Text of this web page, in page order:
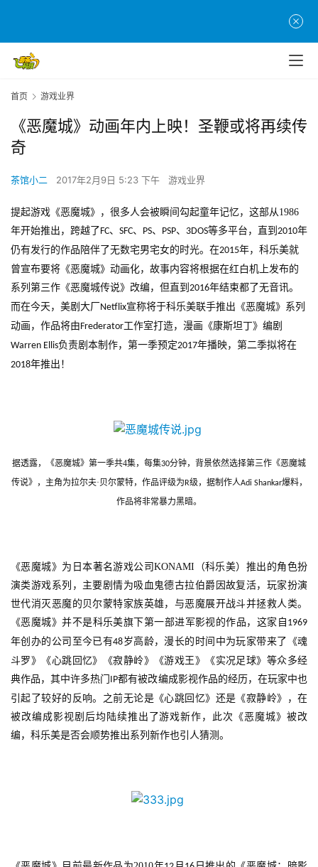
首
页
游
首页 游戏业界
《恶魔城》动画年内上映！圣鞭或将再续传
奇
茶馆小二 2017年2月9日 5:23 下午 游戏业界
提起游戏《恶魔城》，很多人会被瞬间勾起童年记忆，这部从1986
年开始推出，跨越了FC、 SFC、 PS、 PSP、 3DOS等多平台，直到 2010年
仍有发行的作品陪伴了无数宅男宅女的时光。在2015年，科乐美就
曾宣布要将《恶魔城》动画化，故事内容将根据在红白机上发布的
系列第三作《恶魔城传说》改编，但直到 2016年结束都了无音讯。
而在今天，美剧大厂 Netflix宣称将于科乐美联手推出《恶魔城》系列
动画，作品将由Frederator工作室打造，漫画《康斯坦丁》编剧
Warren Ellis负责剧本制作，第一季预定2017年播映，第二季拟将在
2018年推出！
据透露，《恶魔城》第一季共4集，每集30分钟，背景依然选择第三作《恶魔城
传说》，主角为拉尔夫·贝尔蒙特，作品评级为 R级，据制作人Adi Shankar爆料，
作品将非常暴力黑暗。
《恶魔城》为日本著名游戏公司KONAMI （科乐美）推出的角色扮
演类游戏系列，主要剧情为吸血鬼德古拉伯爵因故复活，玩家扮演
世代消灭恶魔的贝尔蒙特家族英雄，与恶魔展开战斗并拯救人类。
《恶魔城》并不是科乐美旗下第一部进军影视的作品，这家自 1969
年创办的公司至今已有48岁高龄，漫长的时间中为玩家带来了《魂
斗罗》《心跳回忆》《寂静岭》《游戏王》《实况足球》等众多经
典作品，其中许多热门 IP都有被改编成影视作品的经历，在玩家中也
引起了较好的反响。之前无论是《心跳回忆》还是《寂静岭》，在
被改编成影视剧后均陆续推出了游戏新作，此次《恶魔城》被改
编，科乐美是否会顺势推出系列新作也引人猜测。